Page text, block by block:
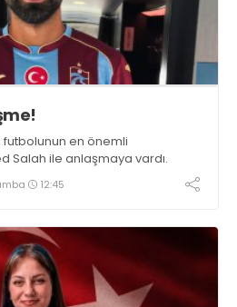
en önemli
Salah ile anlaşmaya vardı.
12:45